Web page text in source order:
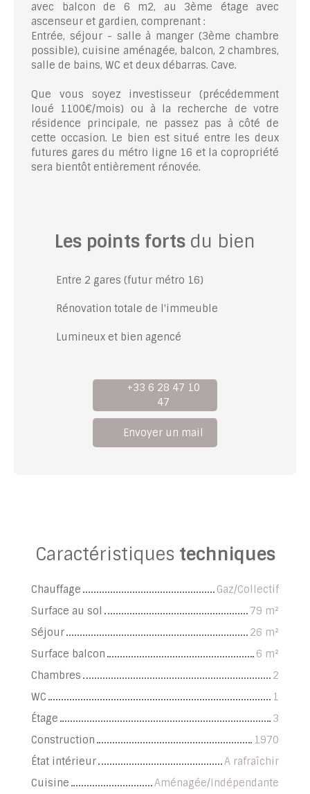
avec balcon de 6 m2, au 3ème étage avec
ascenseur et gardien, comprenant :
Entrée, séjour - salle à manger (3ème chambre
possible), cuisine aménagée, balcon, 2 chambres,
salle de bains, WC et deux débarras. Cave.
Que vous soyez investisseur (précédemment
loué 1100€/mois) ou à la recherche de votre
résidence principale, ne passez pas à côté de
cette occasion. Le bien est situé entre les deux
futures gares du métro ligne 16 et la copropriété
sera bientôt entièrement rénovée.
Les points forts du bien
Entre 2 gares (futur métro 16)
Rénovation totale de l'immeuble
Lumineux et bien agencé
+33 6 28 47 10
47
Envoyer un mail
Caractéristiques techniques
Chauffage
Gaz/Collectif
Surface au sol
79 m²
Séjour
26 m²
Surface balcon
6 m²
Chambres
2
WC
1
Étage
3
Construction
1970
État intérieur
A rafraîchir
Cuisine
Aménagée/Indépendante